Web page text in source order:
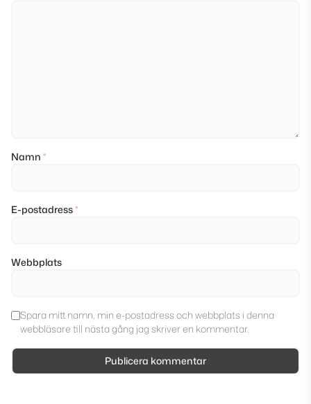
Namn *
E-postadress*
Webbplats
Spara mitt namn, min e-postadress och webbplats i denna
webbläsare till nästa gång jag skriver en kommentar.